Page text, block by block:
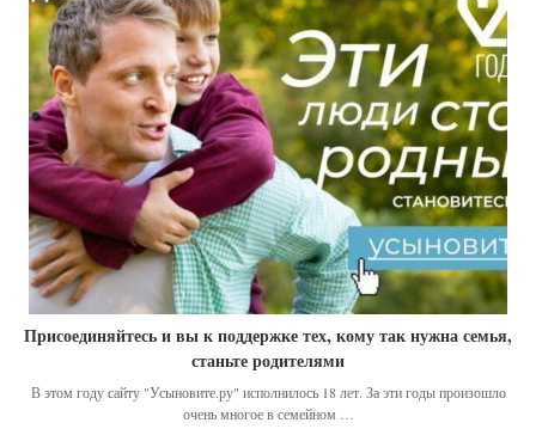
Присоединяйтесь и вы к поддержке тех, кому так нужна семья,
станьте родителями
В этом году сайту "Усыновите.ру" исполнилось 18 лет. За эти годы произошло
очень многое в семейном …